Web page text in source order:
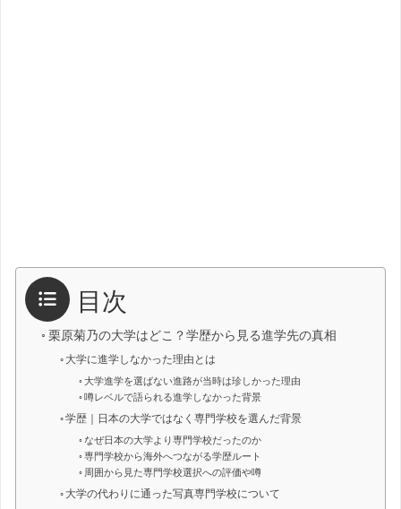
目次
栗原菊乃の大学はどこ？学歴から見る進学先の真相
大学に進学しなかった理由とは
大学進学を選ばない進路が当時は珍しかった理由
噂レベルで語られる進学しなかった背景
学歴｜日本の大学ではなく専門学校を選んだ背景
なぜ日本の大学より専門学校だったのか
専門学校から海外へつながる学歴ルート
周囲から見た専門学校選択への評価や噂
大学の代わりに通った写真専門学校について